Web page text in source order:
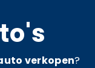
verkopen?